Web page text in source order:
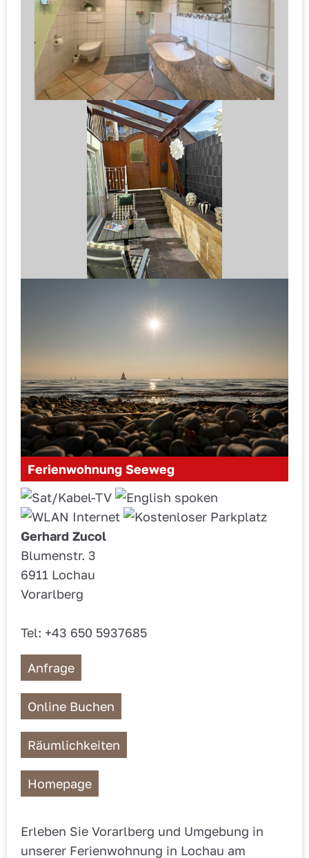
Ferienwohnung Seeweg
Gerhard Zucol
Blumenstr. 3
6911 Lochau
Vorarlberg
Tel: +43 650 5937685
Anfrage
Online Buchen
Räumlichkeiten
Homepage
Erleben Sie Vorarlberg und Umgebung in
unserer Ferienwohnung in Lochau am